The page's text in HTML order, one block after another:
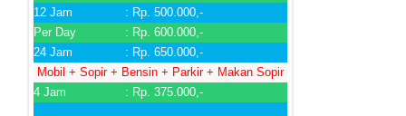
12 Jam
: Rp. 500.000,-
Per Day
: Rp. 600.000,-
24 Jam
: Rp. 650.000,-
Mobil + Sopir + Bensin + Parkir + Makan Sopir
4 Jam
: Rp. 375.000,-